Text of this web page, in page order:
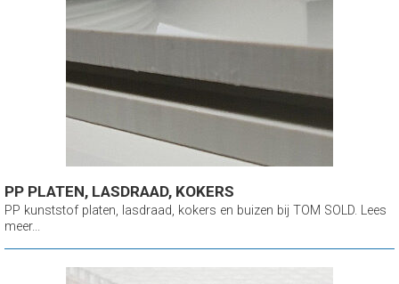
PP PLATEN, LASDRAAD, KOKERS
PP kunststof platen, lasdraad, kokers en buizen bij TOM SOLD. Lees
meer...